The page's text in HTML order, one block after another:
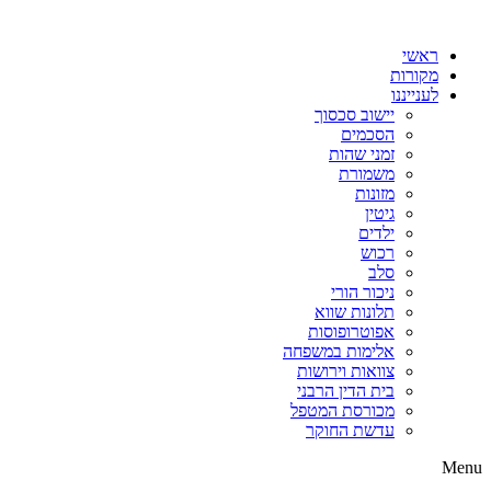
ראשי
מקורות
לענייננו
יישוב סכסוך
הסכמים
זמני שהות
משמורת
מזונות
גיטין
ילדים
רכוש
סלב
ניכור הורי
תלונות שווא
אפוטרופוסות
אלימות במשפחה
צוואות וירושות
בית הדין הרבני
מכורסת המטפל
עדשת החוקר
Menu